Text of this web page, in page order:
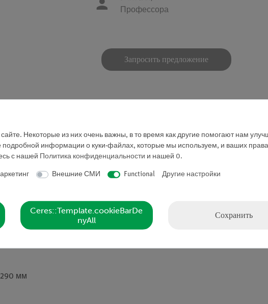
Профессора
Запросить предложение
без сажи в калориметре со стеклянной рубашкой. Оно состоит из
внутри нее. Обе трубки имеют штуцеры для
необходимый для сгорания без образования сажи, - во внешнюю
подачу газа для горения
газа
мм
Некоторые из них очень важны, в то время как другие помогают нам
информации о куки-файлах, которые мы используем, и ваших
с нашей
Политика конфиденциальности и нашей 0.
Внешние СМИ Functional Другие настройки
Ceres::Template.cookieBarDe
nyAll
Сохранить